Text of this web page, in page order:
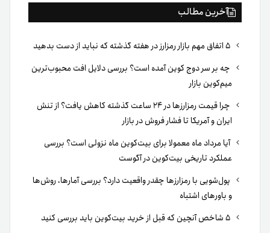
آخرین مطالب
چه بر سر دوج کوین آمده است؟ بررسی دلایل افت محبوب‌ترین
میم‌کوین بازار
چرا قیمت رمزارزها در ۲۴ ساعت گذشته کاهش یافت؟ از تنش
ایران و آمریکا تا فشار فروش در بازار
آیا مرداد ماه معمولا برای بیت‌کوین ماه نزولی است؟ بررسی
عملکرد تاریخی بیت‌کوین در آگوست
پول‌شویی با رمزارزها چقدر واقعیت دارد؟ بررسی آمارها، روش‌ها
و باورهای اشتباه